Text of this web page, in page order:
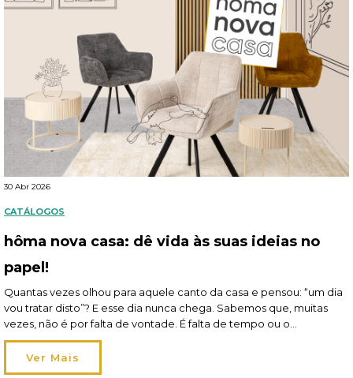
30 Abr 2026
CATÁLOGOS
hôma nova casa: dê vida às suas ideias no
papel!
Quantas vezes olhou para aquele canto da casa e pensou: “um dia
vou tratar disto”? E esse dia nunca chega. Sabemos que, muitas
vezes, não é por falta de vontade. É falta de tempo ou o
orçamento que obriga a dar prioridade a outras coisas. E, assim,
vão ficando para trás pequenos projetos que gostaria […]
Ver Mais